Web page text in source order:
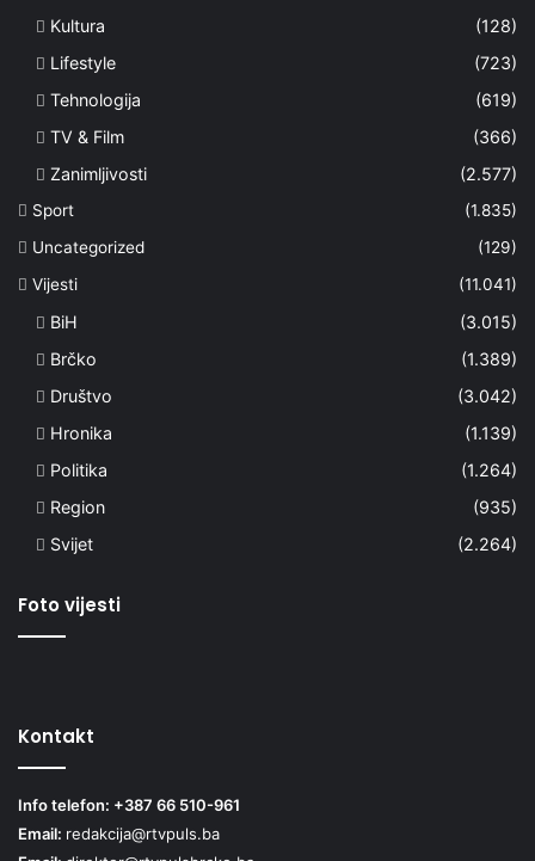
Kultura
(128)
Lifestyle
(723)
Tehnologija
(619)
TV & Film
(366)
Zanimljivosti
(2.577)
Sport
(1.835)
Uncategorized
(129)
Vijesti
(11.041)
BiH
(3.015)
Brčko
(1.389)
Društvo
(3.042)
Hronika
(1.139)
Politika
(1.264)
Region
(935)
Svijet
(2.264)
Foto vijesti
Kontakt
Info telefon: +387 66 510-961
Email: redakcija@rtvpuls.ba